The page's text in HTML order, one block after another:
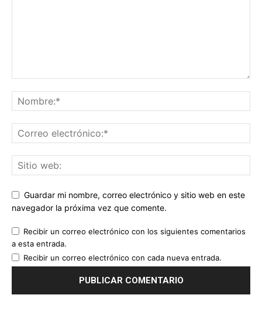
Guardar mi nombre, correo electrónico y sitio web en este
navegador la próxima vez que comente.
Recibir un correo electrónico con los siguientes comentarios
a esta entrada.
Recibir un correo electrónico con cada nueva entrada.